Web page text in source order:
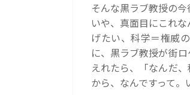
そんな黒ラブ教授の今
いや、真面目にこれ
げたい、科学＝権威
に、黒ラブ教授が街
えれたら、「なんだ
から、なんですって